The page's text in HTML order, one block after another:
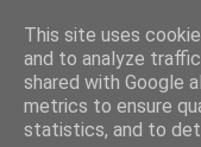
This site uses
and to analyze
shared with Google
metrics to ensure
statistics, and to